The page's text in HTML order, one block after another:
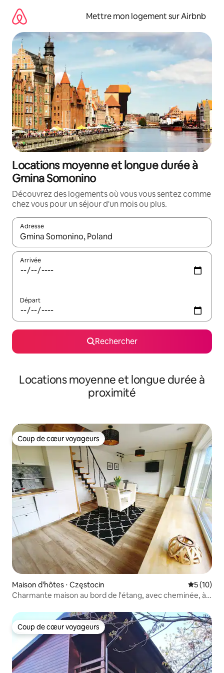
directement
contenu
Mettre mon logement sur Airbnb
Locations moyenne et longue durée à
Gmina Somonino
Découvrez des logements où vous vous sentez comme
chez vous pour un séjour d'un mois ou plus.
Adresse
Lorsque les résultats s'affichent, utilisez les flèches vers le
Arrivée
Départ
Rechercher
Locations moyenne et longue durée à
proximité
Coup de cœur voyageurs
Coup de cœur voyageurs
Maison d'hôtes ⋅ Częstocin
5 (10)
Charmante maison au bord de l'étang, avec cheminée, à
Coup de cœur voyageurs
Coup de cœur voyageurs